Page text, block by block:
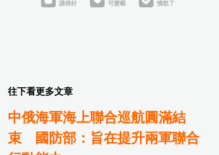
往下看更多文章
中俄海軍海上聯合巡航圓滿結
束 國防部：旨在提升兩軍聯合